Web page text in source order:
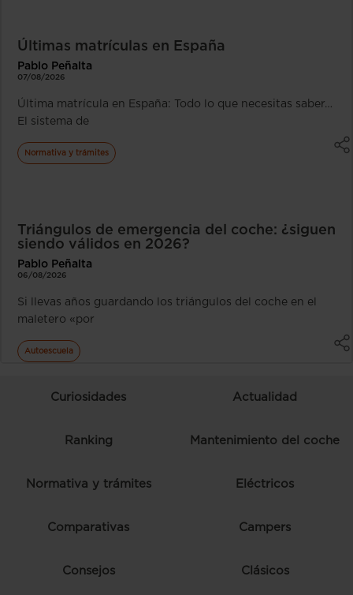
Últimas matrículas en España
Pablo Peñalta
07/08/2026
Última matrícula en España: Todo lo que necesitas saber…
El sistema de
Normativa y trámites
Triángulos de emergencia del coche: ¿siguen
siendo válidos en 2026?
Pablo Peñalta
06/08/2026
Si llevas años guardando los triángulos del coche en el
maletero «por
Autoescuela
Curiosidades Actualidad
Ranking Mantenimiento del coche
Normativa y trámites Eléctricos
Comparativas Campers
Consejos Clásicos